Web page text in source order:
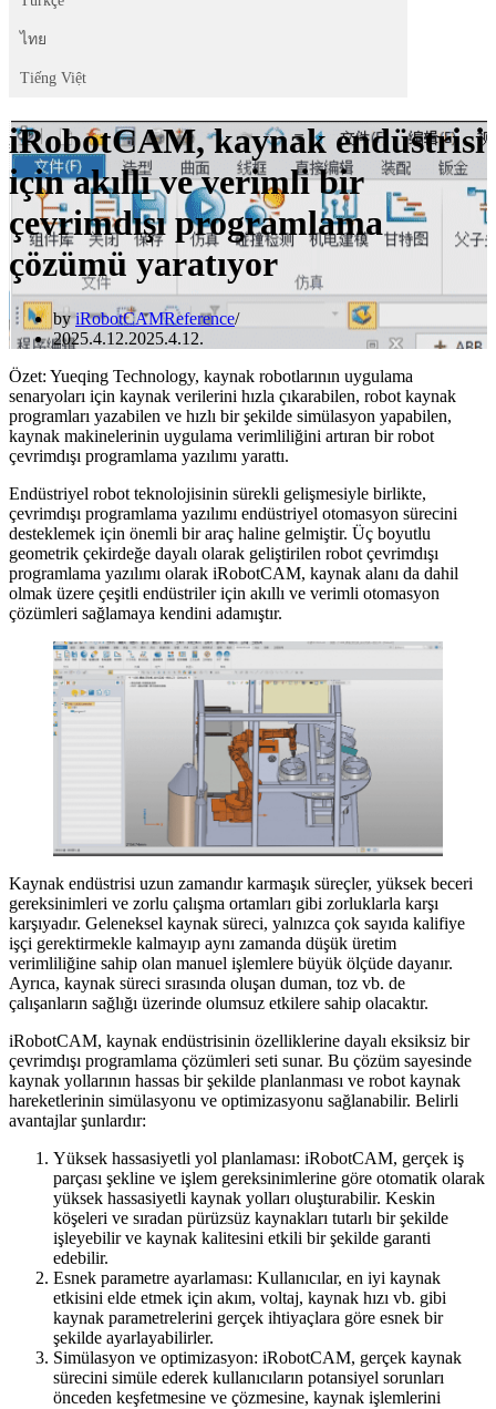
ไทย
Tiếng Việt
iRobotCAM, kaynak endüstrisi
için akıllı ve verimli bir
çevrimdışı programlama
çözümü yaratıyor
byiRobotCAMReference
2025.4.12.2025.4.12.
Özet: Yueqing Technology, kaynak robotlarının uygulama
senaryoları için kaynak verilerini hızla çıkarabilen, robot kaynak
programları yazabilen ve hızlı bir şekilde simülasyon yapabilen,
kaynak makinelerinin uygulama verimliliğini artıran bir robot
çevrimdışı programlama yazılımı yarattı.
Endüstriyel robot teknolojisinin sürekli gelişmesiyle birlikte,
çevrimdışı programlama yazılımı endüstriyel otomasyon sürecini
desteklemek için önemli bir araç haline gelmiştir. Üç boyutlu
geometrik çekirdeğe dayalı olarak geliştirilen robot çevrimdışı
programlama yazılımı olarak iRobotCAM, kaynak alanı da dahil
olmak üzere çeşitli endüstriler için akıllı ve verimli otomasyon
çözümleri sağlamaya kendini adamıştır.
Kaynak endüstrisi uzun zamandır karmaşık süreçler, yüksek beceri
gereksinimleri ve zorlu çalışma ortamları gibi zorluklarla karşı
karşıyadır. Geleneksel kaynak süreci, yalnızca çok sayıda kalifiye
işçi gerektirmekle kalmayıp aynı zamanda düşük üretim
verimliliğine sahip olan manuel işlemlere büyük ölçüde dayanır.
Ayrıca, kaynak süreci sırasında oluşan duman, toz vb. de
çalışanların sağlığı üzerinde olumsuz etkilere sahip olacaktır.
iRobotCAM, kaynak endüstrisinin özelliklerine dayalı eksiksiz bir
çevrimdışı programlama çözümleri seti sunar. Bu çözüm sayesinde
kaynak yollarının hassas bir şekilde planlanması ve robot kaynak
hareketlerinin simülasyonu ve optimizasyonu sağlanabilir. Belirli
avantajlar şunlardır:
Yüksek hassasiyetli yol planlaması: iRobotCAM, gerçek iş
parçası şekline ve işlem gereksinimlerine göre otomatik olarak
yüksek hassasiyetli kaynak yolları oluşturabilir. Keskin
köşeleri ve sıradan pürüzsüz kaynakları tutarlı bir şekilde
işleyebilir ve kaynak kalitesini etkili bir şekilde garanti
edebilir.
Esnek parametre ayarlaması: Kullanıcılar, en iyi kaynak
etkisini elde etmek için akım, voltaj, kaynak hızı vb. gibi
kaynak parametrelerini gerçek ihtiyaçlara göre esnek bir
şekilde ayarlayabilirler.
Simülasyon ve optimizasyon: iRobotCAM, gerçek kaynak
sürecini simüle ederek kullanıcıların potansiyel sorunları
önceden keşfetmesine ve çözmesine, kaynak işlemlerini